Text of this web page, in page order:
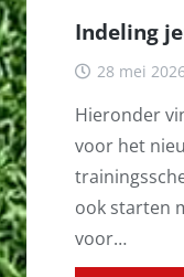
Indeling
28 mei
Hieronder
voor het
ook starten
voor…